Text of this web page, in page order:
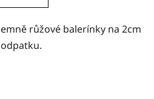
růžové balerínky na 2cm